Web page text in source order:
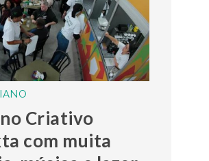
Criativo
com muita